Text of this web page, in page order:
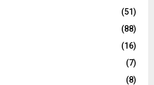
(51)
(88)
(16)
(7)
(8)